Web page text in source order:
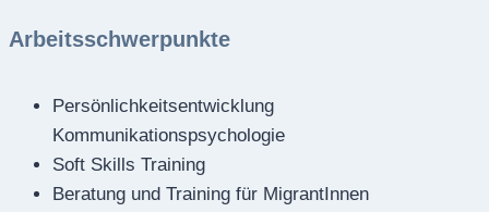
Arbeitsschwerpunkte
Persönlichkeitsentwicklung
Kommunikationspsychologie
Soft Skills Training
Beratung und Training für MigrantInnen